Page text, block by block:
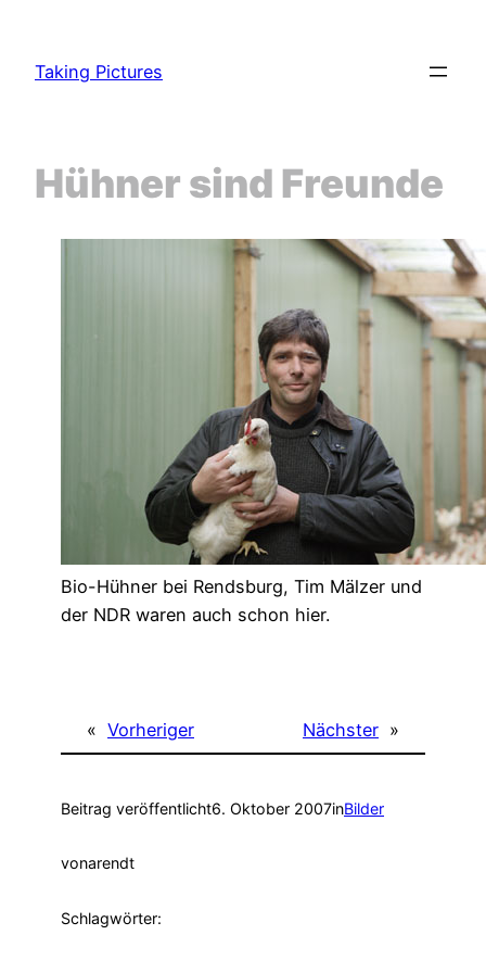
springen
Taking Pictures
Hühner sind Freunde
Bio-Hühner bei Rendsburg, Tim Mälzer und
der NDR waren auch schon hier.
« Vorheriger Nächster »
Beitrag veröffentlicht6. Oktober 2007inBilder
vonarendt
Schlagwörter: